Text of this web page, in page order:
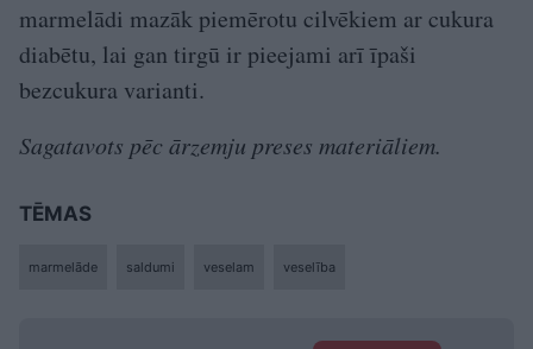
marmelādi mazāk piemērotu cilvēkiem ar cukura
diabētu, lai gan tirgū ir pieejami arī īpaši
bezcukura varianti.
Sagatavots pēc ārzemju preses materiāliem.
TĒMAS
marmelāde saldumi veselam veselība